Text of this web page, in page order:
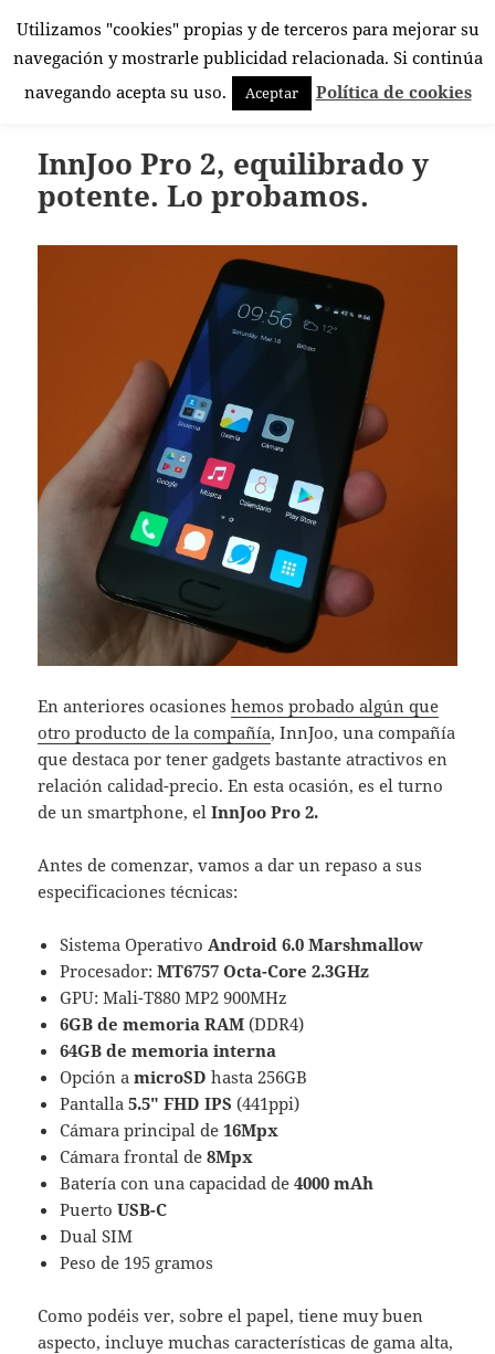
El Rincón Androide
MENÚ
Y
InnJoo Pro 2, equilibrado y
potente. Lo probamos.
En anteriores ocasioneshemos probado algún que
otro producto de la compañía, InnJoo, una compañía
que destaca por tener gadgets bastante atractivos en
relación calidad-precio. En esta ocasión, es el turno
de un smartphone, elInnJoo Pro 2.
Antes de comenzar, vamos a dar un repaso a sus
especificaciones técnicas:
Sistema Operativo Android 6.0 Marshmallow
Procesador:MT6757 Octa-Core 2.3GHz
GPU: Mali-T880 MP2 900MHz
6GB de memoria RAM (DDR4)
64GB de memoria interna
Opción amicroSD hasta 256GB
Pantalla5.5″ FHD IPS (441ppi)
Cámara principal de16Mpx
Cámara frontal de8Mpx
Batería con una capacidad de4000 mAh
PuertoUSB-C
Dual SIM
Peso de 195 gramos
Como podéis ver, sobre el papel, tiene muy buen
aspecto, incluye muchas características de gama alta,
Utilizamos "cookies" propias y de terceros para mejorar su
navegación y mostrarle publicidad relacionada. Si continúa
navegando acepta su uso.
Aceptar Política de cookies